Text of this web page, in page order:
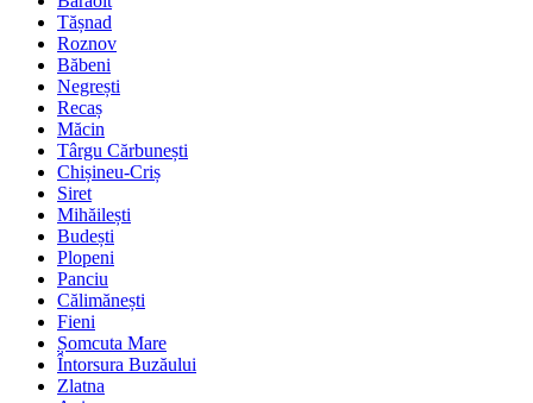
Tășnad
Roznov
Băbeni
Negrești
Recaș
Măcin
Târgu Cărbunești
Chișineu-Criș
Siret
Mihăilești
Budești
Plopeni
Panciu
Călimănești
Fieni
Șomcuta Mare
Întorsura Buzăului
Zlatna